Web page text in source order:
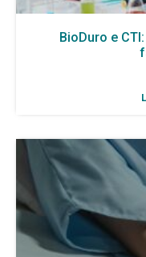
BioDuro e